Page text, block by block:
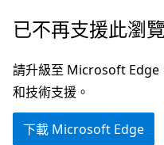
跳
主
要
內
已不再支援此瀏
請升級至 Microsoft Edge
和技術支援。
下載 Microsoft Edge